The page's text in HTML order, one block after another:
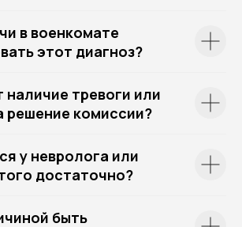
в военкомате
этот диагноз?
наличие тревоги или
решение комиссии?
у невролога или
достаточно?
быть